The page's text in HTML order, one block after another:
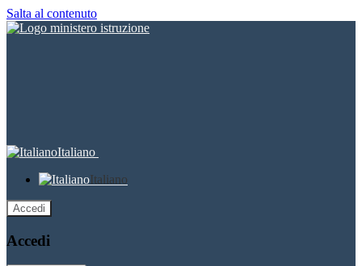
Salta al contenuto
Italiano
Italiano
Accedi
Accedi